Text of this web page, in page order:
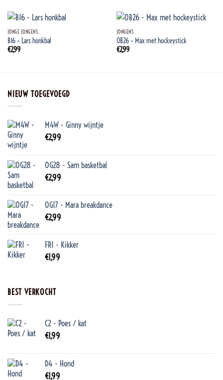
JONGE JONGENS
B16 – Lars honkbal
€2,99
JONGENS
OB26 – Max met hockeystick
€2,99
NIEUW TOEGEVOEGD
M4W - Ginny wijntje
€2,99
OG28 - Sam basketbal
€2,99
OG17 - Mara breakdance
€2,99
FR1 - Kikker
€1,99
BEST VERKOCHT
C2 - Poes / kat
€1,99
D4 - Hond
€1,99